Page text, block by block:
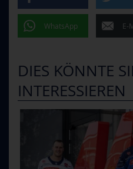
WhatsApp E-
DIES KÖNNTE
INTERESSIEREN